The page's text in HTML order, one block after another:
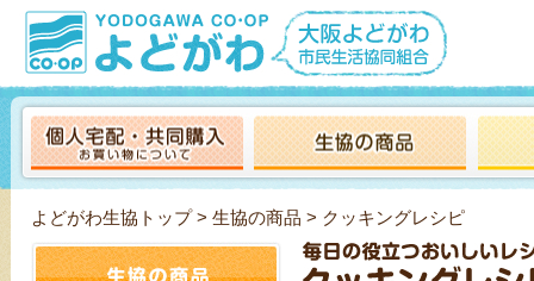
よどがわ生協トップ> 生協の商品 > クッキングレシピ